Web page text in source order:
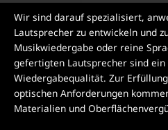
Wir sind darauf spezialisiert,
Lautsprecher zu entwickeln und
Musikwiedergabe oder reine
gefertigten Lautsprecher sind
Wiedergabequalität. Zur
optischen Anforderungen
Materialien und